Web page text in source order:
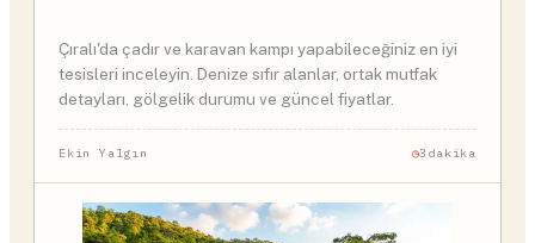
Çıralı'da çadır ve karavan kampı yapabileceğiniz en iyi
tesisleri inceleyin. Denize sıfır alanlar, ortak mutfak
detayları, gölgelik durumu ve güncel fiyatlar.
Ekin Yalgın 3dakika